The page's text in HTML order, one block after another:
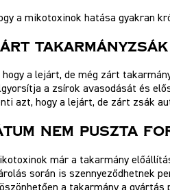
a mikotoxinok hatása gyakran
Takarmányzsák
hogy a lejárt, de még zárt
a zsírok avasodását és
azt, hogy a lejárt, de zárt zsák
Nem Puszta
már a takarmány
során is szennyeződhetnek
a takarmány a